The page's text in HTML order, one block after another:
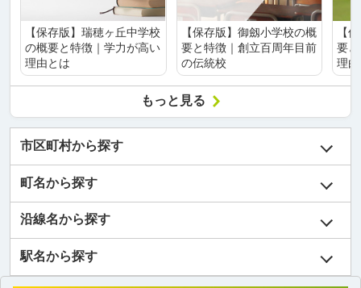
【保存版】瑞穂ヶ丘中学校
の概要と特徴｜学力が高い
理由とは
【保存版】御劔小学校の概
要と特徴｜創立百周年目前
の伝統校
【
要
理
もっと見る
市区町村から探す
町名から探す
沿線名から探す
駅名から探す